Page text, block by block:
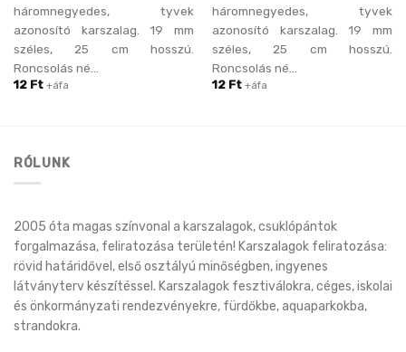
háromnegyedes, tyvek
azonosító karszalag. 19 mm
széles, 25 cm hosszú.
Roncsolás né...
12 Ft +áfa
háromnegyedes, tyvek
azonosító karszalag. 19 mm
széles, 25 cm hosszú.
Roncsolás né...
12 Ft +áfa
RÓLUNK
2005 óta magas színvonal a karszalagok, csuklópántok
forgalmazása, feliratozása területén! Karszalagok feliratozása:
rövid határidővel, első osztályú minőségben, ingyenes
látványterv készítéssel. Karszalagok fesztiválokra, céges, iskolai
és önkormányzati rendezvényekre, fürdőkbe, aquaparkokba,
strandokra.